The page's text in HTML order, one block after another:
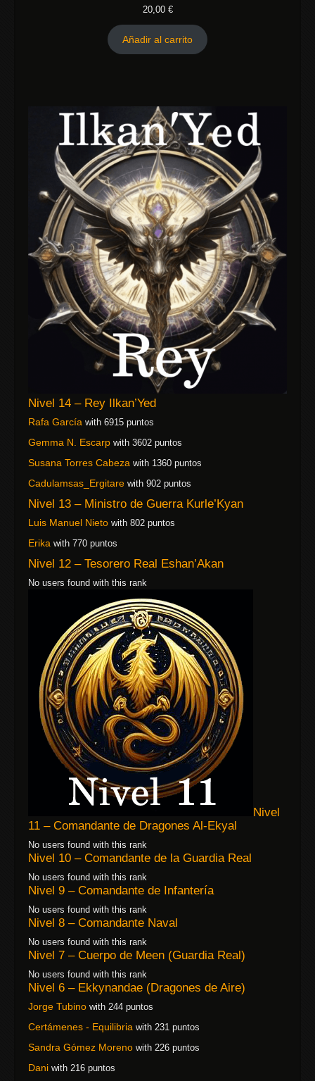
20,00 €
Añadir al carrito
Nivel 14 – Rey Ilkan’Yed
Rafa García with 6915 puntos
Gemma N. Escarp with 3602 puntos
Susana Torres Cabeza with 1360 puntos
Cadulamsas_Ergitare with 902 puntos
Nivel 13 – Ministro de Guerra Kurle’Kyan
Luis Manuel Nieto with 802 puntos
Erika with 770 puntos
Nivel 12 – Tesorero Real Eshan’Akan
No users found with this rank
Nivel
11 – Comandante de Dragones Al-Ekyal
No users found with this rank
Nivel 10 – Comandante de la Guardia Real
No users found with this rank
Nivel 9 – Comandante de Infantería
No users found with this rank
Nivel 8 – Comandante Naval
No users found with this rank
Nivel 7 – Cuerpo de Meen (Guardia Real)
No users found with this rank
Nivel 6 – Ekkynandae (Dragones de Aire)
Jorge Tubino with 244 puntos
Certámenes - Equilibria with 231 puntos
Sandra Gómez Moreno with 226 puntos
Dani with 216 puntos